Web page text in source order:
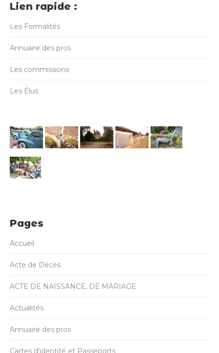
Lien rapide :
Les Formalités
Annuaire des pros
Les commissions
Les Élus
Pages
Accueil
Acte de Décès
ACTE DE NAISSANCE, DE MARIAGE
Actualités
Annuaire des pros
Cartes d’identité et Passeports